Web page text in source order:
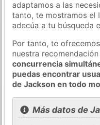
adaptamos a las
tanto, te mostramos el
adecúa a tu búsqueda
Por tanto, te
nuestra
concurrencia
puedas encontrar
de Jackson en todo
Más datos de